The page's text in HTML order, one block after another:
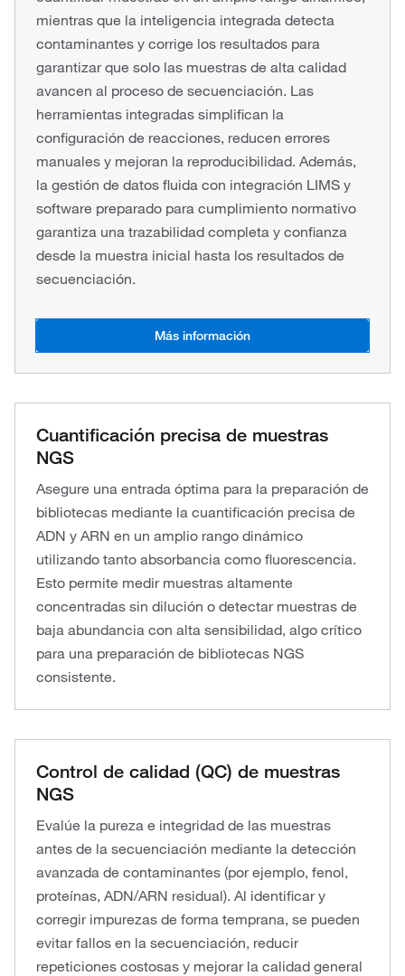
mientras que la inteligencia integrada detecta
contaminantes y corrige los resultados para
garantizar que solo las muestras de alta calidad
avancen al proceso de secuenciación. Las
herramientas integradas simplifican la
configuración de reacciones, reducen errores
manuales y mejoran la reproducibilidad. Además,
la gestión de datos fluida con integración LIMS y
software preparado para cumplimiento normativo
garantiza una trazabilidad completa y confianza
desde la muestra inicial hasta los resultados de
secuenciación.
Más información
Cuantificación precisa de muestras
NGS
Asegure una entrada óptima para la preparación de
bibliotecas mediante la cuantificación precisa de
ADN y ARN en un amplio rango dinámico
utilizando tanto absorbancia como fluorescencia.
Esto permite medir muestras altamente
concentradas sin dilución o detectar muestras de
baja abundancia con alta sensibilidad, algo crítico
para una preparación de bibliotecas NGS
consistente.
Control de calidad (QC) de muestras
NGS
Evalúe la pureza e integridad de las muestras
antes de la secuenciación mediante la detección
avanzada de contaminantes (por ejemplo, fenol,
proteínas, ADN/ARN residual). Al identificar y
corregir impurezas de forma temprana, se pueden
evitar fallos en la secuenciación, reducir
repeticiones costosas y mejorar la calidad general